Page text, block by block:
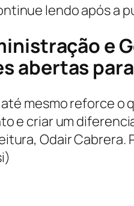
lendo após a
e
abertas
mesmo reforce
e criar um
Odair